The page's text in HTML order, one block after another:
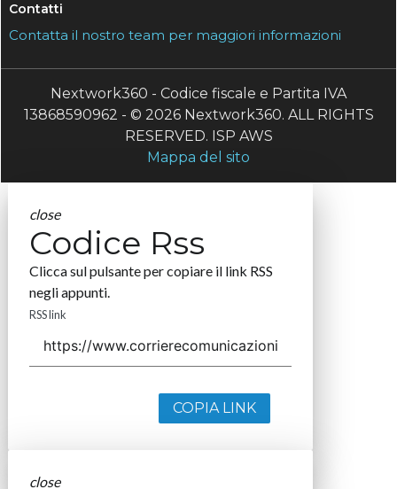
Contatti
Contatta il nostro team per maggiori informazioni
Nextwork360 - Codice fiscale e Partita IVA
13868590962 - © 2026 Nextwork360. ALL RIGHTS
RESERVED. ISP AWS
Mappa del sito
close
Codice Rss
Clicca sul pulsante per copiare il link RSS
negli appunti.
RSS link
COPIA LINK
close